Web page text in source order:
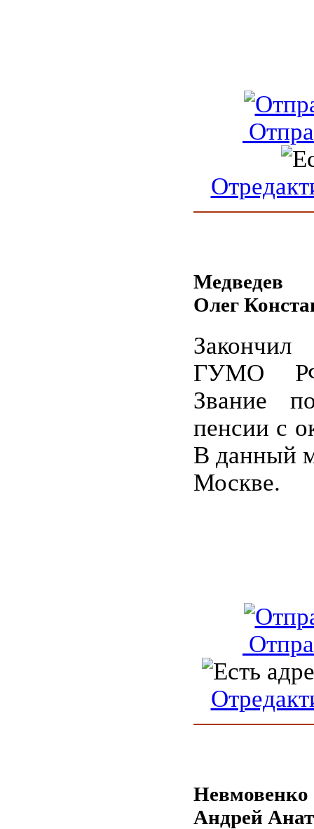
Медведев
Олег
ГУМО
Звание
пенсии с
В данный
Москве.
Невмовенко
Андрей